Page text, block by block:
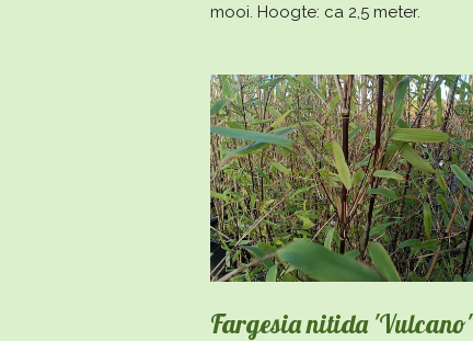
mooi. Hoogte: ca 2,5 meter.
Fargesia nitida 'Vulcano'